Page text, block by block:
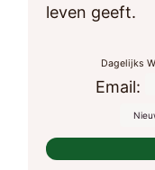
leven geeft.
Dagelijks
Email: